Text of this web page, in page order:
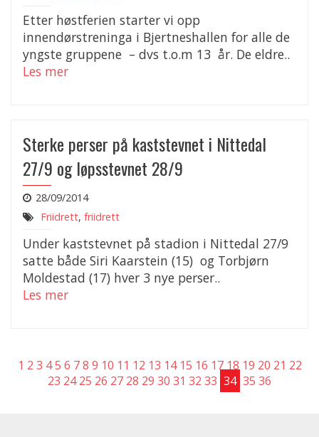
Etter høstferien starter vi opp
innendørstreninga i Bjertneshallen for alle de
yngste gruppene – dvs t.o.m 13 år. De eldre..
Les mer
Sterke perser på kaststevnet i Nittedal
27/9 og løpsstevnet 28/9
28/09/2014
Friidrett, friidrett
Under kaststevnet på stadion i Nittedal 27/9
satte både Siri Kaarstein (15) og Torbjørn
Moldestad (17) hver 3 nye perser..
Les mer
1 2 3 4 5 6 7 8 9 10 11 12 13 14 15 16 17 18 19 20 21 22
23 24 25 26 27 28 29 30 31 32 33 34 35 36